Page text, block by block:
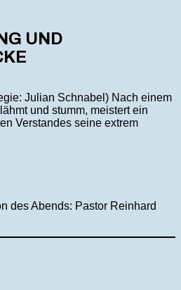
UND
Julian Schnabel) Nach einem
und stumm, meistert ein
Verstandes seine extrem
des Abends: Pastor Reinhard